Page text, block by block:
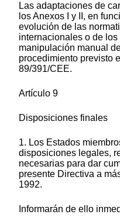
Las adaptaciones de
los Anexos I y II, en
evolución de las
internacionales o de
manipulación manual
procedimiento previsto
89/391/CEE.
Artículo 9
Disposiciones finales
1. Los Estados
disposiciones legales,
necesarias para dar
presente Directiva a
1992.
Informarán de ello